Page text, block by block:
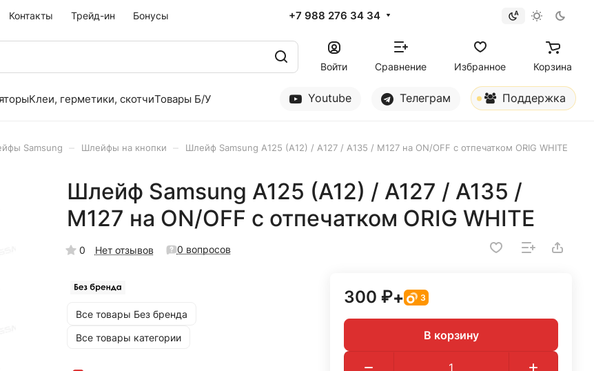
Контакты Трейд-ин Бонусы +7 988 276 34 34
Войти Сравнение Избранное Корзина
Клеи, герметики, скотчиТовары Б/У Youtube Телеграм Поддержка
Samsung Шлейфы на кнопки Шлейф Samsung A125 (A12) / A127 / A135 / M127 на ON/OFF с отпечатком ORIG WHITE
Шлейф Samsung A125 (A12) / A127 / A135 /
M127 на ON/OFF с отпечатком ORIG WHITE
0 Нет отзывов 0 вопросов
Все товары Без бренда
Все товары категории
300 ₽+ 3
В корзину